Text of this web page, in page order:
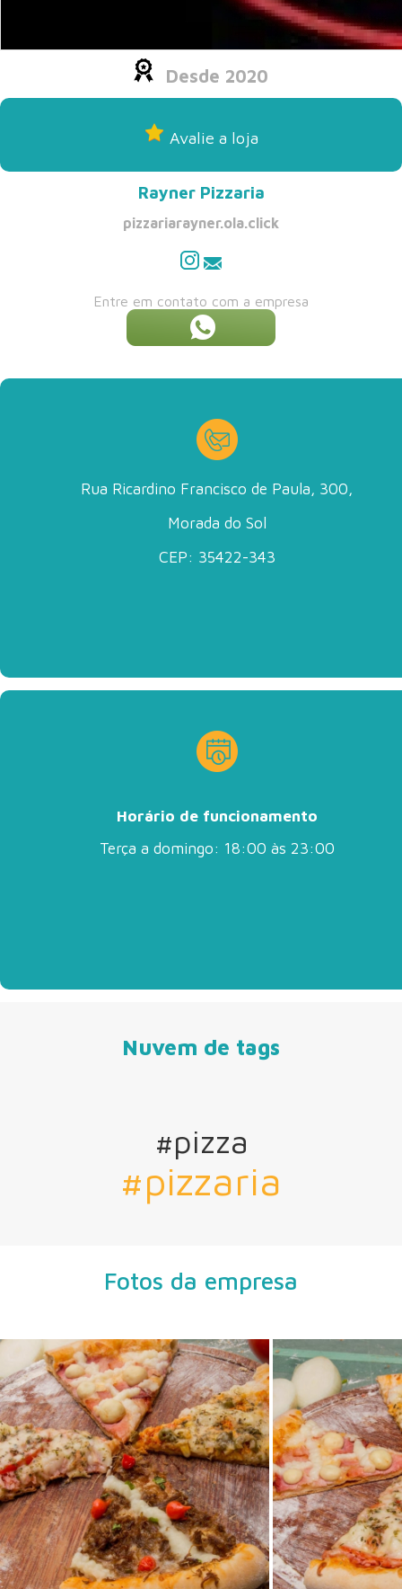
Desde 2020
Avalie a loja
Rayner Pizzaria
pizzariarayner.ola.click
Entre em contato com a empresa
Rua Ricardino Francisco de Paula, 300,
Morada do Sol
CEP: 35422-343
Horário de funcionamento
Terça a domingo: 18:00 às 23:00
Nuvem de tags
#pizza
#pizzaria
Fotos da empresa